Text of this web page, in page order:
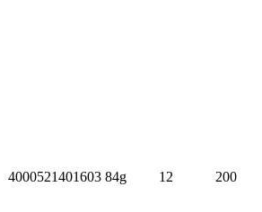
4000521401603 84g 12 200